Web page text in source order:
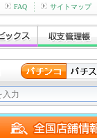
FAQ サイトマップ